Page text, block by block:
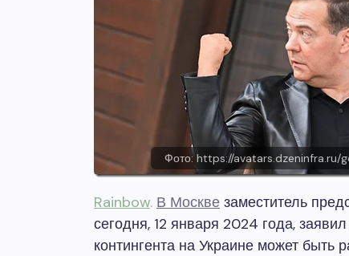
Фото: https://avatars.dzeninfra.ru/
Rainbow. В Москве заместитель
сегодня, 12 января 2024 года,
контингента на Украине может быть